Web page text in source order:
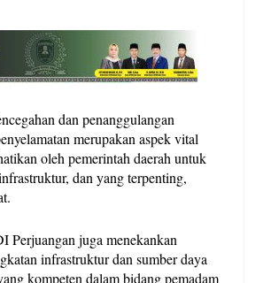
dan penanggulangan
merupakan aspek vital
oleh pemerintah daerah untuk
dan yang terpenting,
Perjuangan juga menekankan
infrastruktur dan sumber daya
kompeten dalam bidang pemadam